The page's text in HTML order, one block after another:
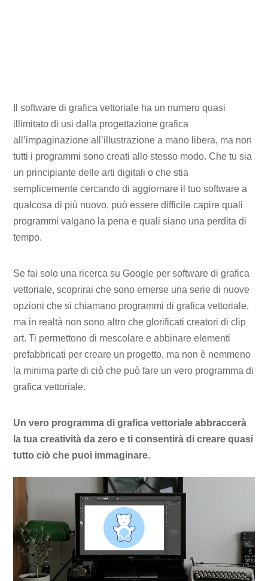
Il software di grafica vettoriale ha un numero quasi
illimitato di usi dalla progettazione grafica
all’impaginazione all’illustrazione a mano libera, ma non
tutti i programmi sono creati allo stesso modo. Che tu sia
un principiante delle arti digitali o che stia
semplicemente cercando di aggiornare il tuo software a
qualcosa di più nuovo, può essere difficile capire quali
programmi valgano la pena e quali siano una perdita di
tempo.
Se fai solo una ricerca su Google per software di grafica
vettoriale, scoprirai che sono emerse una serie di nuove
opzioni che si chiamano programmi di grafica vettoriale,
ma in realtà non sono altro che glorificati creatori di clip
art. Ti permettono di mescolare e abbinare elementi
prefabbricati per creare un progetto, ma non è nemmeno
la minima parte di ciò che può fare un vero programma di
grafica vettoriale.
Un vero programma di grafica vettoriale abbraccerà
la tua creatività da zero e ti consentirà di creare quasi
tutto ciò che puoi immaginare.